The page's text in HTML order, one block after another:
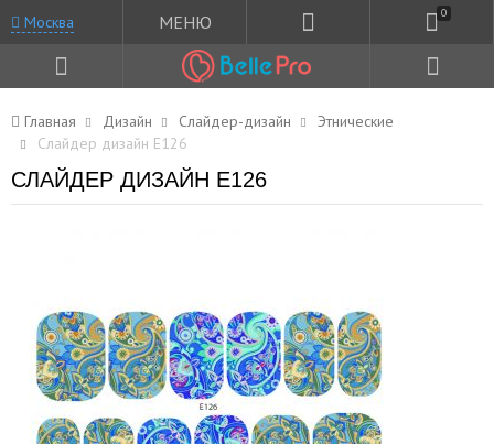
Москва МЕНЮ 0
Главная Дизайн Слайдер-дизайн
Этнические
Слайдер дизайн E126
СЛАЙДЕР ДИЗАЙН E126